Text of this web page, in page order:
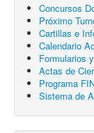
Concursos
Próximo
Cartillas e
Calendario
Formularios
Actas de
Programa
Sistema de